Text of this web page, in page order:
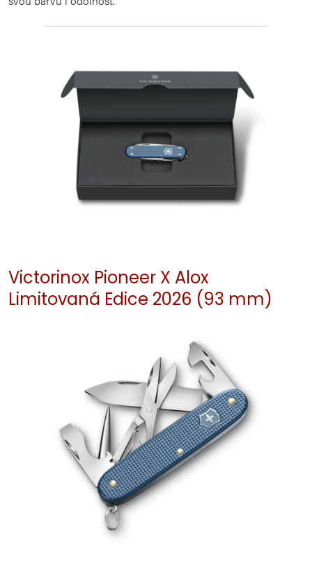
Victorinox Pioneer X Alox
Limitovaná Edice 2026 (93 mm)